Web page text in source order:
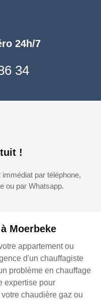
Moerbeke
appartement ou
d'un chauffagiste
problème en chauffage
expertise pour
chaudière gaz ou
24h/7
34
!
par téléphone,
ou par Whatsapp.